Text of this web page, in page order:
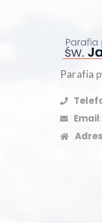
Parafia
Email
Adres